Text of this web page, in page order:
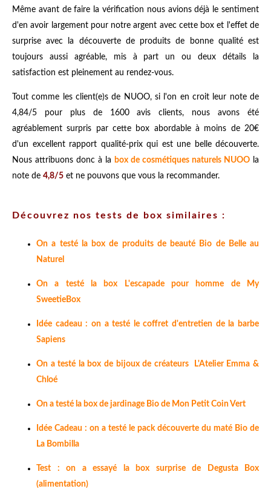
Même avant de faire la vérification nous avions déjà le sentiment
d'en avoir largement pour notre argent avec cette box et l'effet de
surprise avec la découverte de produits de bonne qualité est
toujours aussi agréable, mis à part un ou deux détails la
satisfaction est pleinement au rendez-vous.
Tout comme les client(e)s de NUOO, si l'on en croit leur note de
4,84/5 pour plus de 1600 avis clients, nous avons été
agréablement surpris par cette box abordable à moins de 20€
d'un excellent rapport qualité-prix qui est une belle découverte.
Nous attribuons donc à la box de cosmétiques naturels NUOOla
note de 4,8/5 et ne pouvons que vous la recommander.
Découvrez nos tests de box similaires :
On a testé la box de produits de beauté Bio de Belle au
Naturel
On a testé la box L'escapade pour homme de My
SweetieBox
Idée cadeau : on a testé le coffret d'entretien de la barbe
Sapiens
On a testé la box de bijoux de créateurs L'Atelier Emma &
Chloé
On a testé la box de jardinage Bio de Mon Petit Coin Vert
Idée Cadeau : on a testé le pack découverte du maté Bio de
La Bombilla
Test : on a essayé la box surprise de Degusta Box
(alimentation)